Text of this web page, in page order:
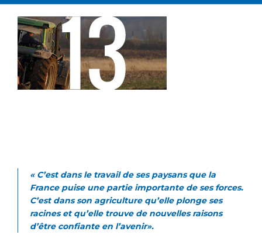
« C’est dans le travail de ses paysans que la
France puise une partie importante de ses forces.
C’est dans son agriculture qu’elle plonge ses
racines et qu’elle trouve de nouvelles raisons
d’être confiante en l’avenir».